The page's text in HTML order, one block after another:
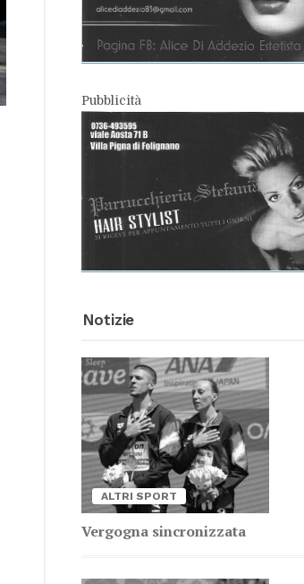
Pub­bli­ci­tà
No­ti­zie
AL­TRI SPORT
Ver­go­gna sin­cro­niz­za­ta